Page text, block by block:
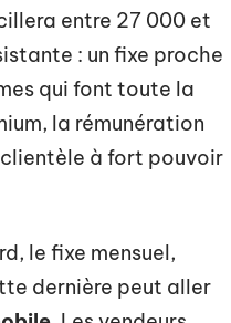
entre 27 000 et
: un fixe proche
qui font toute la
la rémunération
clientèle à fort pouvoir
le fixe mensuel,
dernière peut aller